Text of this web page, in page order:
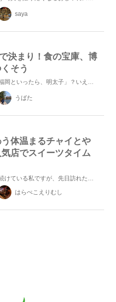
saya
決まり！食の宝庫、博
そう
九州を代表する食の宝庫、福岡。「福岡といったら、明太子」？いえいえそれだけではないんです！そこには、...
うばた
体温まるチャイとや
店でスイーツタイム
全国の気になるカフェをめぐる旅を続けている私ですが、先日訪れた福岡県で、久しぶりにお気に入り上位に入...
はらぺこえりむし